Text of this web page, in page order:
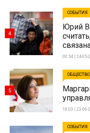
СОБЫТИЯ
Юрий
00:54 | 24-05-
4
ОБЩЕСТВО
18:03 | 23-06-
5
СОБЫТИЯ